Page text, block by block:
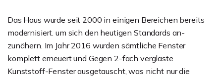
Das Haus wurde seit 2000 in einigen Bereichen bereits
modernisiert. um sich den heutigen Standards an-
zunähern. Im Jahr 2016 wurden sämtliche Fenster
komplett erneuert und Gegen 2-fach verglaste
Kunststoff-Fenster ausgetauscht, was nicht nur die